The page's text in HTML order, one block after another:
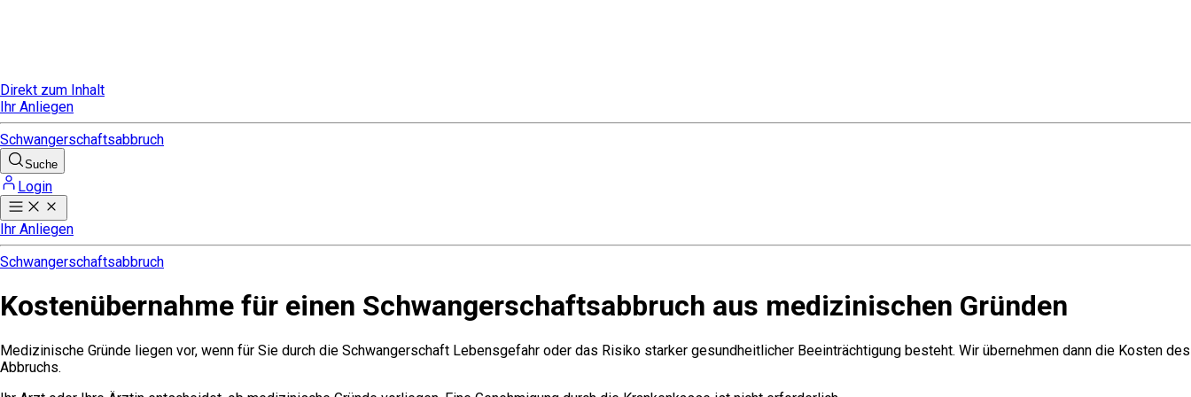
Direkt zum Inhalt
Ihr Anliegen
Schwangerschaftsabbruch
Suche
Login
Ihr Anliegen
Schwangerschaftsabbruch
Kostenübernahme für einen Schwangerschaftsabbruch aus medizinischen Gründen
Medizinische Gründe liegen vor, wenn für Sie durch die Schwangerschaft Lebensgefahr oder das Risiko starker gesundheitlicher Beeinträchtigung besteht. Wir übernehmen dann die Kosten des
Abbruchs.